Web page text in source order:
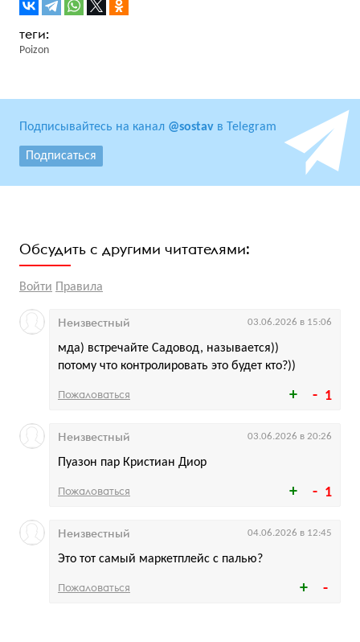
Poizon
Подписывайтесь на канал @sostav в Telegram
Подписаться
Обсудить с другими читателями:
Войти Правила
1
мда) встречайте Садовод, называется))
потому что контролировать это будет кто?))
Неизвестный 03.06.2026 в 15:06
Пожаловаться
1
Пуазон пар Кристиан Диор
Неизвестный 03.06.2026 в 20:26
Пожаловаться
Это тот самый маркетплейс с палью?
Неизвестный 04.06.2026 в 12:45
Пожаловаться